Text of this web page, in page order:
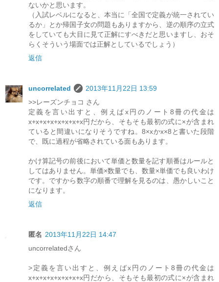
ないかと思います。
（入試レベルになると、本当に「全国で定義が統一されてい
るか」とか帰国子女の問題もありますから、逆の順序の立式
をしていても大目に見て正解にすべきだと思いますし、おそ
らくそういう場面では正解としているでしょう）
返信
uncorrelated
2013年11月22日 13:59
>>レーズンチョコ さん
定義を言い出すと、例えばx円のノート8冊の代金は
x+x+x+x+x+x+x+x円だから、そもそも最初の式に×が含まれ
ていると間違いになりそうですね。8×xかx×8と書いた段階
で、既に過程が省略されている面もあります。
かけ算記号の前後において単価と数量を記す順番はルールと
してはありません。単価×数量でも、数量×単価でも良いわけ
です。ですから数字の順番で理解を見るのは、愚かしいこと
になります。
返信
匿名 2013年11月22日 14:47
uncorrelatedさん
>定義を言い出すと、例えばx円のノート8冊の代金は
x+x+x+x+x+x+x+x円だから、そもそも最初の式に×が含まれ